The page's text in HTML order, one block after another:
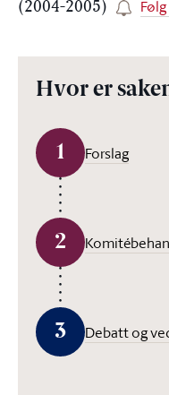
(2004-2005)
Hvor er
1 Forslag
2
3 Debatt og